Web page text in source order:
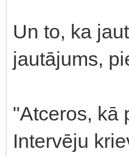
Un to, ka
jautājums,
"Atceros, kā
Intervēju